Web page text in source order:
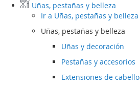
Uñas, pestañas y belleza
Ir a Uñas, pestañas y belleza
Uñas, pestañas y belleza
Uñas y decoración
Pestañas y accesorios
Extensiones de cabello